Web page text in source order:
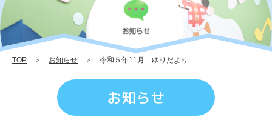
11
月
ゆ
り
だ
よ
TOP ＞ お知らせ ＞ 令和５年11月 ゆりだより
お知らせ